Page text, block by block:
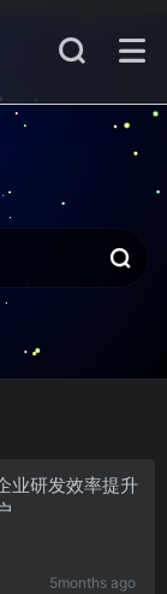
业研发效率提升
5months ago